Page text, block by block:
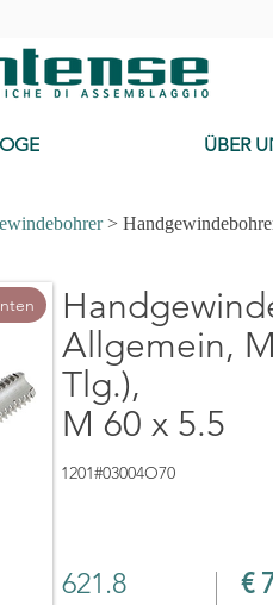
ÜBER
>
Allgemein,
Tlg.),
M 60 x 5.5
1201#03004O70
621.8 €